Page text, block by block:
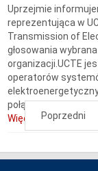
Uprzejmie
reprezentująca w
Transmission of
głosowania
organizacji.UCTE
operatorów
połączonych...
Więcej...Poprzedni